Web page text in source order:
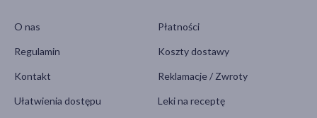
O nas
Regulamin
Kontakt
Ułatwienia dostępu
Płatności
Koszty dostawy
Reklamacje / Zwroty
Leki na receptę